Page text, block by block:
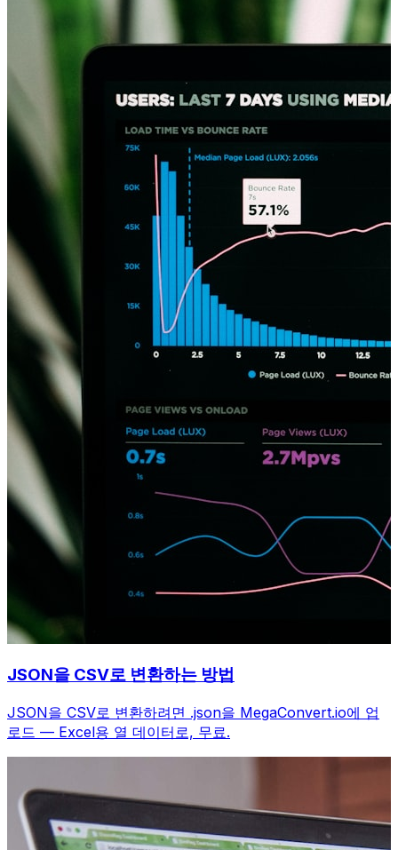
JSON을 CSV로 변환하는 방법
JSON을 CSV로 변환하려면 .json을 MegaConvert.io에 업
로드 — Excel용 열 데이터로, 무료.